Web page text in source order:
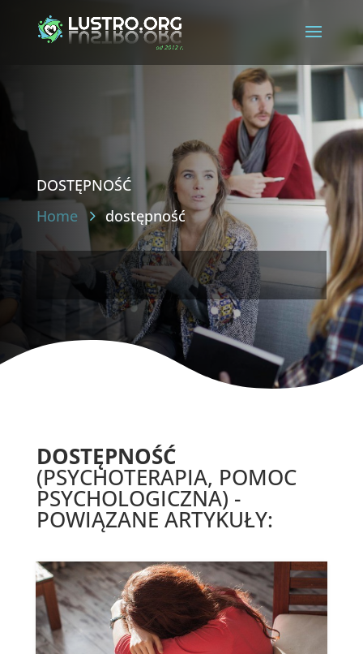
dostępność
Home dostępność
DOSTĘPNOŚĆ
(PSYCHOTERAPIA, POMOC
PSYCHOLOGICZNA) -
POWIĄZANE ARTYKUŁY: